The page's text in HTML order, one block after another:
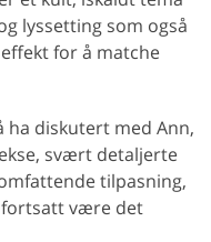
lyssetting som også
for å matche
ha diskutert med Ann,
svært detaljerte
tilpasning,
fortsatt være det